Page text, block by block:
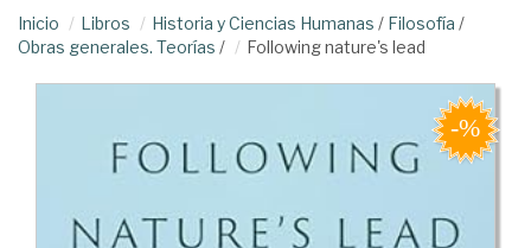
Inicio Libros Historia y Ciencias Humanas / Filosofía /
Obras generales. Teorías / Following nature's lead